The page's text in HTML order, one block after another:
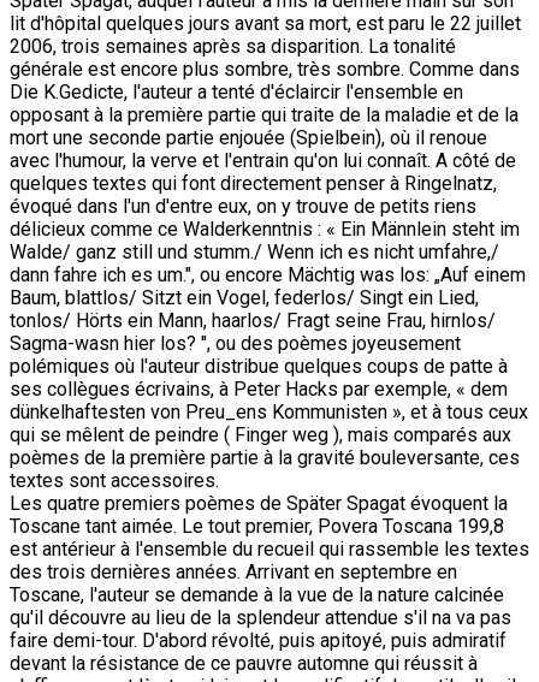
lit d'hôpital quelques jours avant sa mort, est paru le 22 juillet
2006, trois semaines après sa disparition. La tonalité
générale est encore plus sombre, très sombre. Comme dans
Die K.Gedicte, l'auteur a tenté d'éclaircir l'ensemble en
opposant à la première partie qui traite de la maladie et de la
mort une seconde partie enjouée (Spielbein), où il renoue
avec l'humour, la verve et l'entrain qu'on lui connaît. A côté de
quelques textes qui font directement penser à Ringelnatz,
évoqué dans l'un d'entre eux, on y trouve de petits riens
délicieux comme ce Walderkenntnis : « Ein Männlein steht im
Walde/ ganz still und stumm./ Wenn ich es nicht umfahre,/
dann fahre ich es um.", ou encore Mächtig was los: „Auf einem
Baum, blattlos/ Sitzt ein Vogel, federlos/ Singt ein Lied,
tonlos/ Hörts ein Mann, haarlos/ Fragt seine Frau, hirnlos/
Sagma-wasn hier los? ", ou des poèmes joyeusement
polémiques où l'auteur distribue quelques coups de patte à
ses collègues écrivains, à Peter Hacks par exemple, « dem
dünkelhaftesten von Preu_ens Kommunisten », et à tous ceux
qui se mêlent de peindre ( Finger weg ), mais comparés aux
poèmes de la première partie à la gravité bouleversante, ces
textes sont accessoires.
Les quatre premiers poèmes de Später Spagat évoquent la
Toscane tant aimée. Le tout premier, Povera Toscana 199,8
est antérieur à l'ensemble du recueil qui rassemble les textes
des trois dernières années. Arrivant en septembre en
Toscane, l'auteur se demande à la vue de la nature calcinée
qu'il découvre au lieu de la splendeur attendue s'il na va pas
faire demi-tour. D'abord révolté, puis apitoyé, puis admiratif
devant la résistance de ce pauvre automne qui réussit à